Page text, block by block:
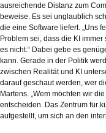
ausreichende Distanz zum
beweise. Es sei unglaublich
die eine Software liefert. „Uns
Problem sei, dass die KI
es nicht.“ Dabei gebe es
kann. Gerade in der Politik
zwischen Realität und KI
darauf geschaut werden, wer
Martens. „Wem möchten wir
entscheiden. Das Zentrum für
aufgestellt, um sich an den